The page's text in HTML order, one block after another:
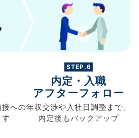
接への
STEP.6
内定・入職
アフターフォロー
年収交渉や入社日調整まで、
内定後もバックアップ